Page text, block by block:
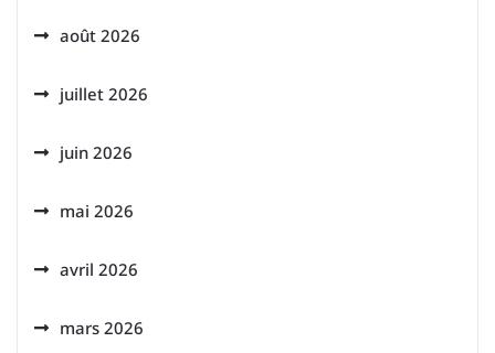
août 2026
juillet 2026
juin 2026
mai 2026
avril 2026
mars 2026